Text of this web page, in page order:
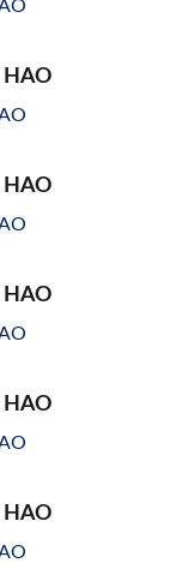
НАО
НАО
НАО
НАО
НАО